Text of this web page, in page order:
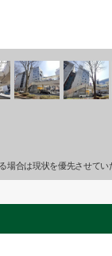
合は現状を優先させてい